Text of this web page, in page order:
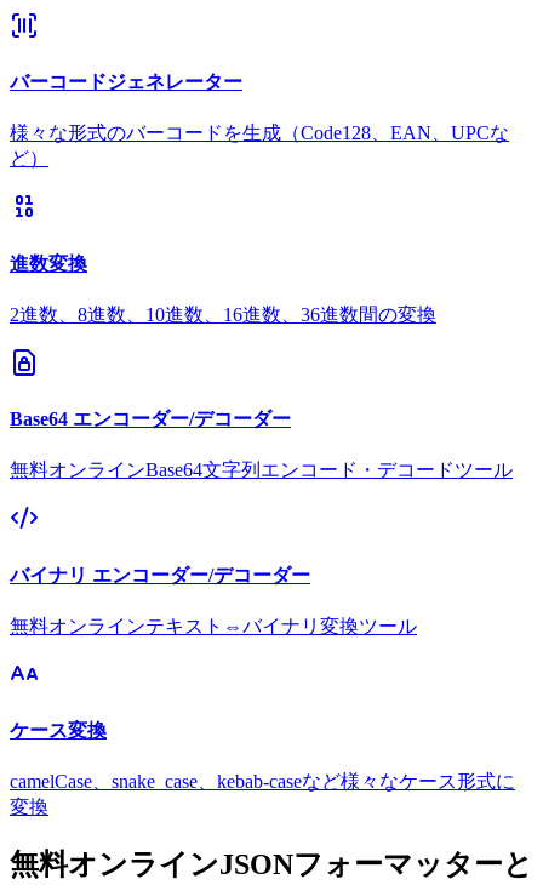
バーコードジェネレーター
様々な形式のバーコードを生成（Code128、EAN、UPCな
ど）
進数変換
2進数、8進数、10進数、16進数、36進数間の変換
Base64 エンコーダー/デコーダー
無料オンラインBase64文字列エンコード・デコードツール
バイナリ エンコーダー/デコーダー
無料オンラインテキスト⇔バイナリ変換ツール
ケース変換
camelCase、snake_case、kebab-caseなど様々なケース形式に
変換
無料オンラインJSONフォーマッターと